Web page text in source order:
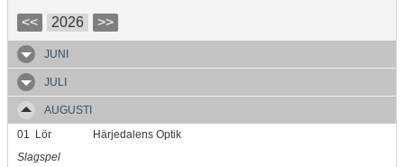
<< 2026 >>
JUNI
JULI
AUGUSTI
01
Lör
Härjedalens Optik
Slagspel